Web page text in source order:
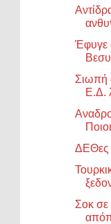
Έφυγε
Σιωπή
Ε.Δ.
Σοκ σε